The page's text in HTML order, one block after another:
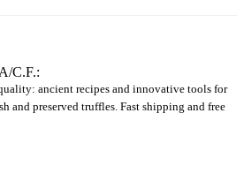
C.F.:
ancient recipes and innovative tools for
and preserved truffles. Fast shipping and free